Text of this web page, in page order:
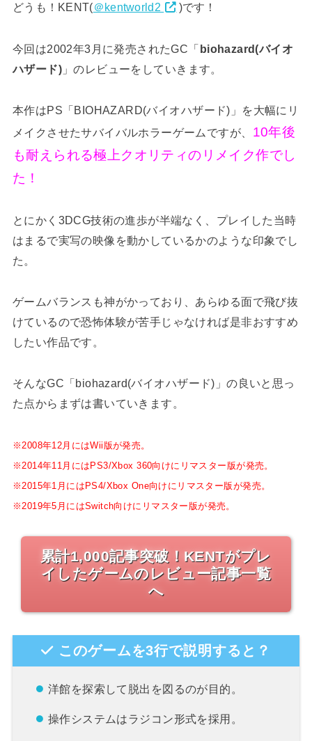
どうも！KENT(＠kentworld2 )です！
今回は2002年3月に発売されたGC「biohazard(バイオ
ハザード)」のレビューをしていきます。
本作はPS「BIOHAZARD(バイオハザード)」を大幅にリ
メイクさせたサバイバルホラーゲームですが、 10年後
も耐えられる極上クオリティのリメイク作でし
た！
とにかく3DCG技術の進歩が半端なく、プレイした当時
はまるで実写の映像を動かしているかのような印象でし
た。
ゲームバランスも神がかっており、あらゆる面で飛び抜
けているので恐怖体験が苦手じゃなければ是非おすすめ
したい作品です。
そんなGC「biohazard(バイオハザード)」の良いと思っ
た点からまずは書いていきます。
※2008年12月にはWii版が発売。
※2014年11月にはPS3/Xbox 360向けにリマスター版が発売。
※2015年1月にはPS4/Xbox One向けにリマスター版が発売。
※2019年5月にはSwitch向けにリマスター版が発売。
累計1,000記事突破！KENTがプレ
イしたゲームのレビュー記事一覧
へ
このゲームを3行で説明すると？
洋館を探索して脱出を図るのが目的。
操作システムはラジコン形式を採用。